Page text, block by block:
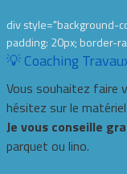
div style="background-
padding: 20px; border-
💡 Coaching
Vous souhaitez faire
hésitez sur le
Je vous conseille
parquet ou lino.